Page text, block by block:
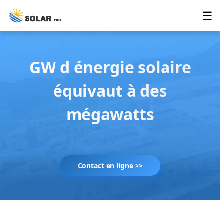
☰
GW d énergie solaire
équivaut à des
mégawatts
Contact en ligne >>